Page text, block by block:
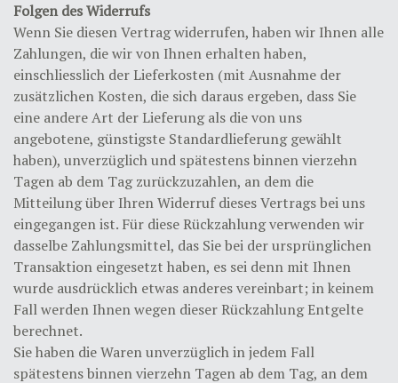
Folgen des Widerrufs
Wenn Sie diesen Vertrag widerrufen, haben wir Ihnen alle
Zahlungen, die wir von Ihnen erhalten haben,
einschliesslich der Lieferkosten (mit Ausnahme der
zusätzlichen Kosten, die sich daraus ergeben, dass Sie
eine andere Art der Lieferung als die von uns
angebotene, günstigste Standardlieferung gewählt
haben), unverzüglich und spätestens binnen vierzehn
Tagen ab dem Tag zurückzuzahlen, an dem die
Mitteilung über Ihren Widerruf dieses Vertrags bei uns
eingegangen ist. Für diese Rückzahlung verwenden wir
dasselbe Zahlungsmittel, das Sie bei der ursprünglichen
Transaktion eingesetzt haben, es sei denn mit Ihnen
wurde ausdrücklich etwas anderes vereinbart; in keinem
Fall werden Ihnen wegen dieser Rückzahlung Entgelte
berechnet.
Sie haben die Waren unverzüglich in jedem Fall
spätestens binnen vierzehn Tagen ab dem Tag, an dem